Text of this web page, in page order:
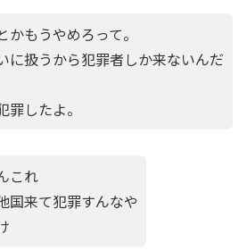
かもうやめろって。
に扱うから犯罪者しか来ないんだ
罪したよ。
これ
国来て犯罪すんなや